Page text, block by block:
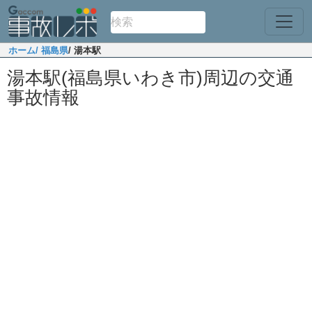
ホーム/ 福島県/ 湯本駅
湯本駅(福島県いわき市)周辺の交通
事故情報